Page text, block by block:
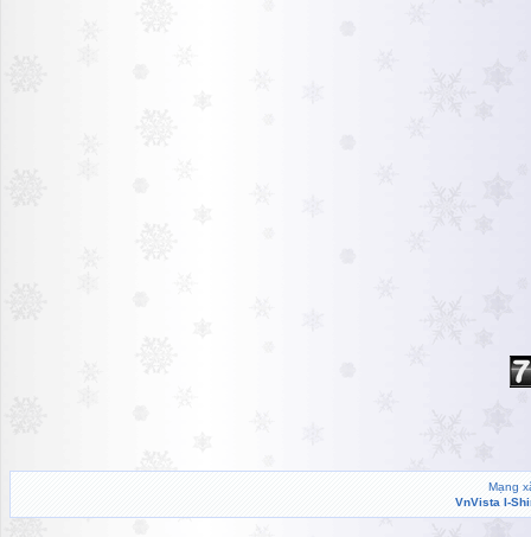
Mạng
VnVista I-